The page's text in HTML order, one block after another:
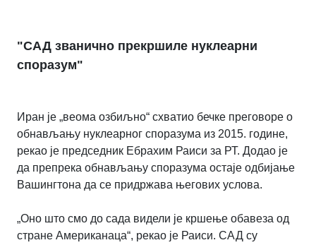
"САД званично прекршиле нуклеарни
споразум"
Иран је „веома озбиљно“ схватио бечке преговоре о
обнављању нуклеарног споразума из 2015. године,
рекао је председник Ебрахим Раиси за РТ. Додао је
да препрека обнављању споразума остаје одбијање
Вашингтона да се придржава његових услова.
„Оно што смо до сада видели је кршење обавеза од
стране Американаца“, рекао је Раиси. САД су